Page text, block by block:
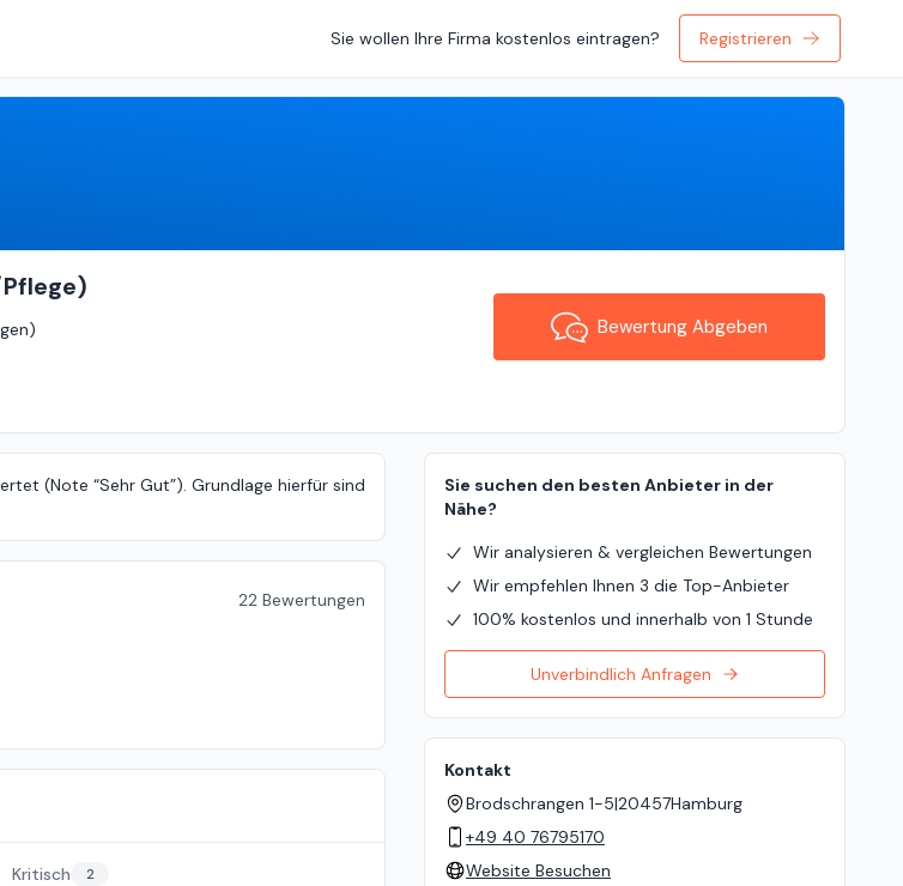
Sie wollen Ihre Firma kostenlos eintragen? Registrieren
)
Bewertung Abgeben
(Note “Sehr Gut”). Grundlage hierfür sind
22 Bewertungen
Kritisch 2
Sie suchen den besten Anbieter in der
Nähe?
Wir analysieren & vergleichen Bewertungen
Wir empfehlen Ihnen 3 die Top-Anbieter
100% kostenlos und innerhalb von 1 Stunde
Unverbindlich Anfragen
Kontakt
Brodschrangen 1-5|20457Hamburg
+49 40 76795170
Website Besuchen